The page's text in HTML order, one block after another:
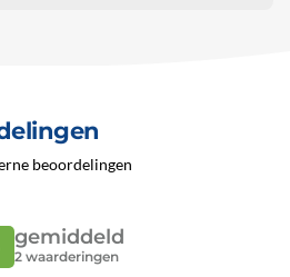
beoordelingen
gemiddeld
2waarderingen